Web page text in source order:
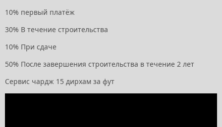
10% первый платёж
30% В течение строительства
10% При сдаче
50% После завершения строительства в течение 2 лет
Сервис чардж 15 дирхам за фут